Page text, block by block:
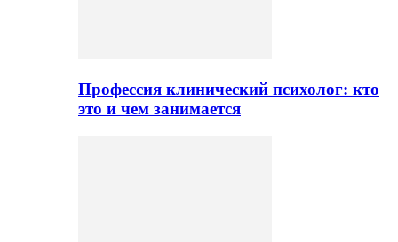
Профессия клинический психолог: кто
это и чем занимается